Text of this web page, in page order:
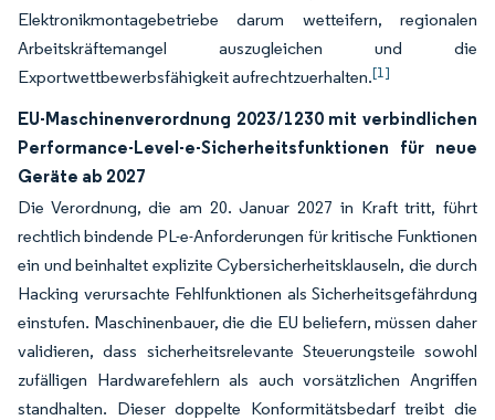
Elektronikmontagebetriebe darum wetteifern, regionalen
Arbeitskräftemangel auszugleichen und die
Exportwettbewerbsfähigkeit aufrechtzuerhalten.[1]
EU-Maschinenverordnung 2023/1230 mit verbindlichen
Performance-Level-e-Sicherheitsfunktionen für neue
Geräte ab 2027
Die Verordnung, die am 20. Januar 2027 in Kraft tritt, führt
rechtlich bindende PL-e-Anforderungen für kritische Funktionen
ein und beinhaltet explizite Cybersicherheitsklauseln, die durch
Hacking verursachte Fehlfunktionen als Sicherheitsgefährdung
einstufen. Maschinenbauer, die die EU beliefern, müssen daher
validieren, dass sicherheitsrelevante Steuerungsteile sowohl
zufälligen Hardwarefehlern als auch vorsätzlichen Angriffen
standhalten. Dieser doppelte Konformitätsbedarf treibt die